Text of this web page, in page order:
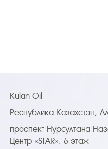
Kulan Oil
Республика Казахстан,
проспект Нурсултана
Центр «STAR», 6 этаж